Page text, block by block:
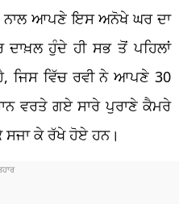
ਨਾਲ ਆਪਣੇ ਇਸ ਅਨੋਖੇ ਘਰ ਦਾ
ਹੁੰਦੇ ਹੀ ਸਭ ਤੋਂ ਪਹਿਲਾਂ
ਜਿਸ ਵਿੱਚ ਰਵੀ ਨੇ ਆਪਣੇ 30
ਵਰਤੇ ਗਏ ਸਾਰੇ ਪੁਰਾਣੇ ਕੈਮਰੇ
ਕੇ ਰੱਖੇ ਹੋਏ ਹਨ।